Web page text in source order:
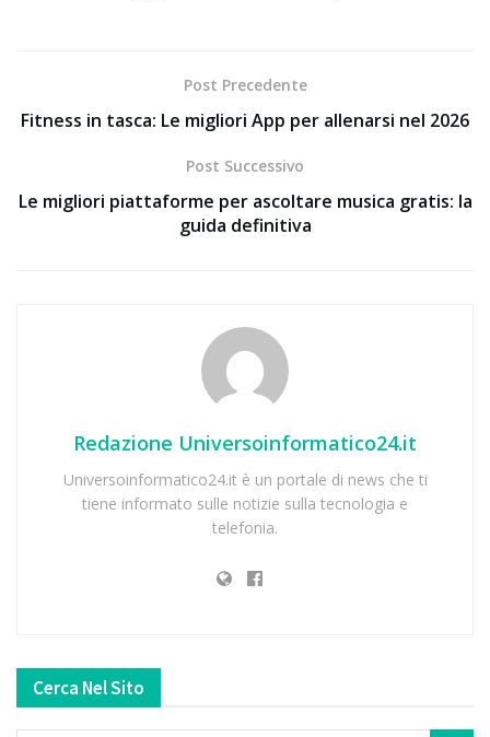
Post Precedente
Fitness in tasca: Le migliori App per allenarsi nel 2026
Post Successivo
Le migliori piattaforme per ascoltare musica gratis: la
guida definitiva
Redazione Universoinformatico24.it
Universoinformatico24.it è un portale di news che ti
tiene informato sulle notizie sulla tecnologia e
telefonia.
Cerca Nel Sito